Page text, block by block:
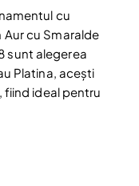
cu
cu Smaralde
sunt alegerea
Platina, acești
ideal pentru